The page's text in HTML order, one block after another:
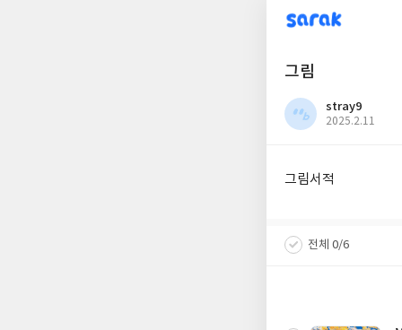
sarak
그림
stray9
작
2025.2.11
그림서적
전체 0/6